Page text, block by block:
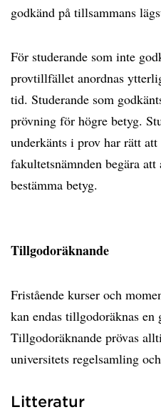
godkänd på tillsammans
För studerande som inte
provtillfället anordnas
tid. Studerande som
prövning för högre betyg.
underkänts i prov har rätt
fakultetsnämnden begära
bestämma betyg.
Tillgodoräknande
Fristående kurser och
kan endas tillgodoräknas en
Tillgodoräknande prövas
universitets regelsamling
Litteratur